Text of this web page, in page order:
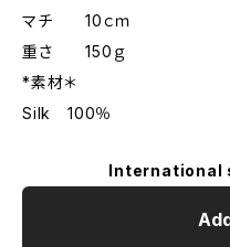
マチ 10ｃｍ
重さ 150ｇ
*素材＊
Silk 100％
International